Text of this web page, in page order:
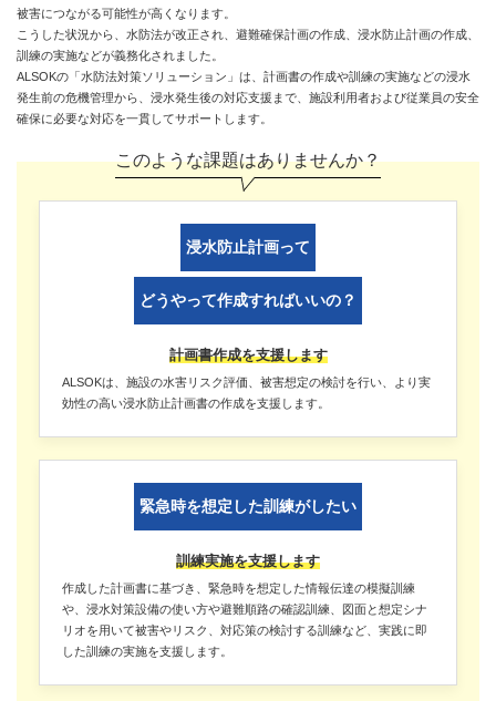
被害につながる可能性が高くなります。
こうした状況から、水防法が改正され、避難確保計画の作成、浸水防止計画の作成、
訓練の実施などが義務化されました。
ALSOKの「水防法対策ソリューション」は、計画書の作成や訓練の実施などの浸水
発生前の危機管理から、 浸水発生後の対応支援まで、施設利用者および従業員の安全
確保に必要な対応を一貫してサポートします。
このような課題はありませんか？
浸水防止計画って
どうやって作成すればいいの？
計画書作成を支援します
ALSOKは、施設の水害リスク評価、被害想定の検討を行い、より実
効性の高い浸水防止計画書の作成を支援します。
緊急時を想定した訓練がしたい
訓練実施を支援します
作成した計画書に基づき、緊急時を想定した情報伝達の模擬訓練
や、浸水対策設備の使い方や避難順路の確認訓練、図面と想定シナ
リオを用いて被害やリスク、対応策の検討する訓練など、実践に即
した訓練の実施を支援します。